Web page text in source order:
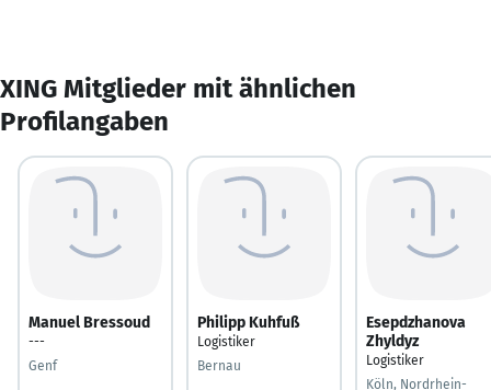
XING Mitglieder mit ähnlichen
Profilangaben
Manuel Bressoud
---
Genf
Philipp Kuhfuß
Logistiker
Bernau
Esepdzhanova
Zhyldyz
Logistiker
Köln, Nordrhein-